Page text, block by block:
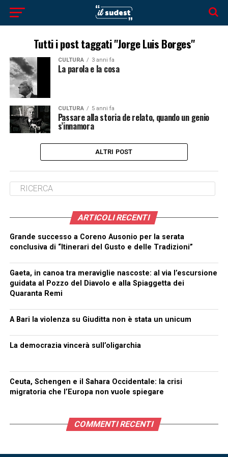
Tutti i post taggati "Jorge Luis Borges"
CULTURA 3 anni fa
La parola e la cosa
CULTURA 5 anni fa
Passare alla storia de relato, quando un genio
s’innamora
ALTRI POST
ARTICOLI RECENTI
Grande successo a Coreno Ausonio per la serata
conclusiva di “Itinerari del Gusto e delle Tradizioni”
Gaeta, in canoa tra meraviglie nascoste: al via l’escursione
guidata al Pozzo del Diavolo e alla Spiaggetta dei
Quaranta Remi
A Bari la violenza su Giuditta non è stata un unicum
La democrazia vincerà sull’oligarchia
Ceuta, Schengen e il Sahara Occidentale: la crisi
migratoria che l’Europa non vuole spiegare
COMMENTI RECENTI